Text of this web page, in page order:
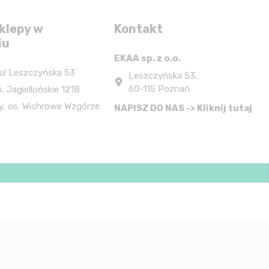
w
Leszczyńska 53
Jagiellońskie 121B
os. Wichrowe Wzgórze
Kontakt
EKAA sp. z o.o.
Leszczyńska 53,
60-115 Poznań
NAPISZ DO NAS -> Kliknij tutaj